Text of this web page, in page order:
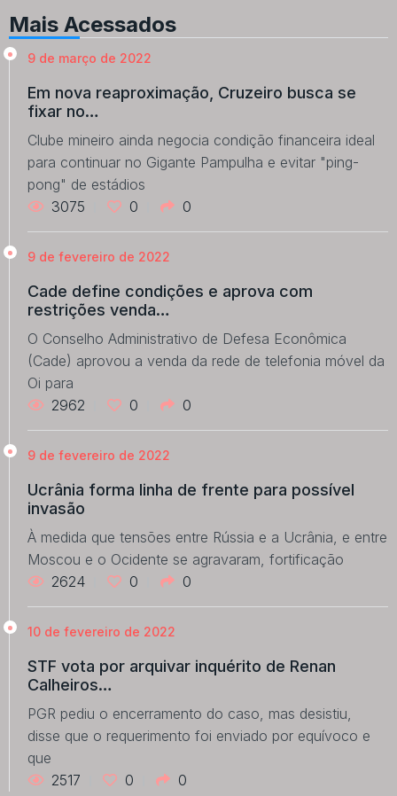
Mais Acessados
9 de março de 2022
Em nova reaproximação, Cruzeiro busca se
fixar no…
Clube mineiro ainda negocia condição financeira ideal
para continuar no Gigante Pampulha e evitar "ping-
pong" de estádios
3075
0 0
9 de fevereiro de 2022
Cade define condições e aprova com
restrições venda…
O Conselho Administrativo de Defesa Econômica
(Cade) aprovou a venda da rede de telefonia móvel da
Oi para
2962
0 0
9 de fevereiro de 2022
Ucrânia forma linha de frente para possível
invasão
À medida que tensões entre Rússia e a Ucrânia, e entre
Moscou e o Ocidente se agravaram, fortificação
2624
0 0
10 de fevereiro de 2022
STF vota por arquivar inquérito de Renan
Calheiros…
PGR pediu o encerramento do caso, mas desistiu,
disse que o requerimento foi enviado por equívoco e
que
2517
0 0